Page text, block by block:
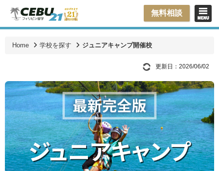
無料相談
Home 学校を探す ジュニアキャンプ開催校
更新日：2026/06/02